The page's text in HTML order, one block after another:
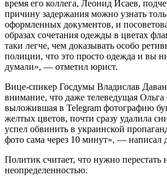
время его коллега, Леонид Исаев,
причину задержания можно узнать
оформленных документов, и
образах сочетания одежды в цветах
таки легче, чем доказывать особо
полиции, что это просто одежда и вы
думали», — отметил юрист.
Вице-спикер Госдумы Владислав
внимание, что даже телеведущая Ольга
выложившая в Telegram фотографию
желтых цветов, почти сразу удалила
успел обвинить в украинской
фото сама через 10 минут», — написал
Политик считает, что нужно перестать
неопределенностью.